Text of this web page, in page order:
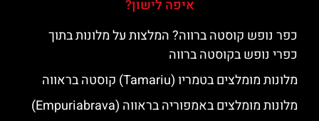
איפה לישון?
כפר נופש קוסטה ברווה? המלצות על מלונות בתוך
כפרי נופש בקוסטה ברווה
מלונות מומלצים בטמריו (Tamariu) קוסטה בראווה
מלונות מומלצים באמפוריה בראווה (Empuriabrava)